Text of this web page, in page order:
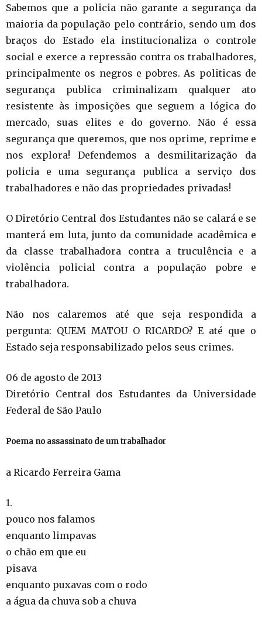
Sabemos que a policia não garante a segurança da
maioria da população pelo contrário, sendo um dos
braços do Estado ela institucionaliza o controle
social e exerce a repressão contra os trabalhadores,
principalmente os negros e pobres. As politicas de
segurança publica criminalizam qualquer ato
resistente às imposições que seguem a lógica do
mercado, suas elites e do governo. Não é essa
segurança que queremos, que nos oprime, reprime e
nos explora! Defendemos a desmilitarização da
policia e uma segurança publica a serviço dos
trabalhadores e não das propriedades privadas!
O Diretório Central dos Estudantes não se calará e se
manterá em luta, junto da comunidade acadêmica e
da classe trabalhadora contra a truculência e a
violência policial contra a população pobre e
trabalhadora.
Não nos calaremos até que seja respondida a
pergunta: QUEM MATOU O RICARDO? E até que o
Estado seja responsabilizado pelos seus crimes.
06 de agosto de 2013
Diretório Central dos Estudantes da Universidade
Federal de São Paulo
Poema no assassinato de um trabalhador
a Ricardo Ferreira Gama
1.
pouco nos falamos
enquanto limpavas
o chão em que eu
pisava
enquanto puxavas com o rodo
a água da chuva sob a chuva